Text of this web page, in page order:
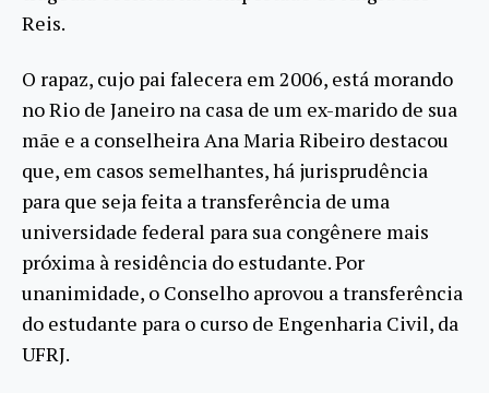
Reis.
O rapaz, cujo pai falecera em 2006, está morando
no Rio de Janeiro na casa de um ex-marido de sua
mãe e a conselheira Ana Maria Ribeiro destacou
que, em casos semelhantes, há jurisprudência
para que seja feita a transferência de uma
universidade federal para sua congênere mais
próxima à residência do estudante. Por
unanimidade, o Conselho aprovou a transferência
do estudante para o curso de Engenharia Civil, da
UFRJ.